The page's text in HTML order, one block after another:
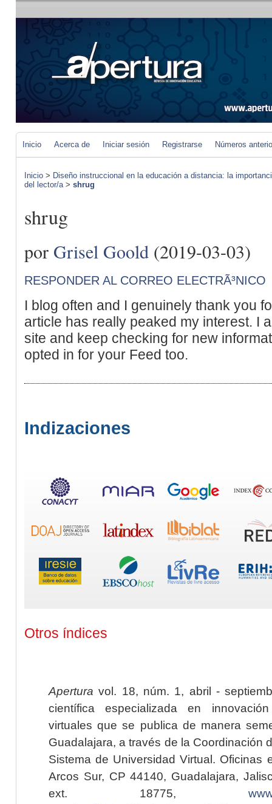
Inicio Acerca de Iniciar sesión Registrarse Números
Inicio > Diseño instruccional en la educación a distancia: la
del lector/a> shrug
shrug
por Grisel Goold (2019-03-03)
RESPONDER AL CORREO ELECTRÃ³NICO
I blog often and I genuinely thank you
article has really peaked my interest. I
site and keep checking for new
opted in for your Feed too.
Indizaciones
Otros índices
Apertura vol. 18, núm. 1, abril -
científica especializada en
virtuales que se publica de manera
Guadalajara, a través de la Coordinación
Sistema de Universidad Virtual. Oficinas
Arcos Sur, CP 44140, Guadalajara,
ext. 18775,